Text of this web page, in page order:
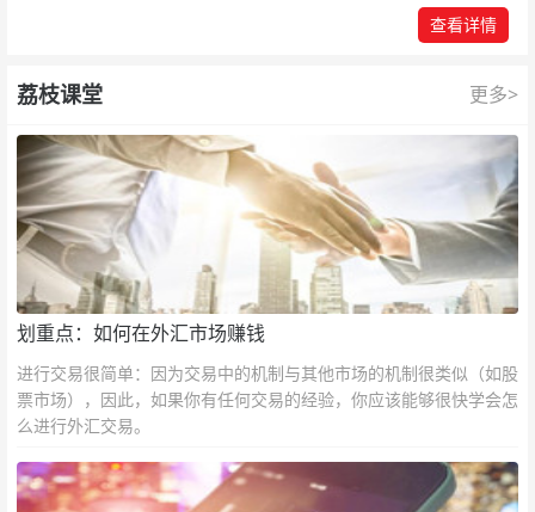
查看详情
荔枝课堂 更多>
划重点：如何在外汇市场赚钱
进行交易很简单：因为交易中的机制与其他市场的机制很类似（如股
票市场），因此，如果你有任何交易的经验，你应该能够很快学会怎
么进行外汇交易。